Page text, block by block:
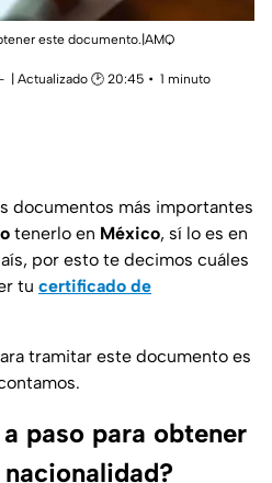
este documento.|AMQ
| Actualizado 🕑 20:45
1 minuto
documentos más importantes
tenerlo en México, sí lo es en
por esto te decimos cuáles
tu certificado de
tramitar este documento es
paso para obtener